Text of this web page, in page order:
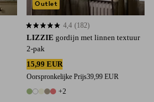
LIZZIE gordijn met linnen textuur
2-pak
15,99 EUR
Oorspronkelijke Prijs39,99 EUR
7 kleuren
+2
4,4 op basis van 182 beoordelingen
4,4 (182)
Outlet